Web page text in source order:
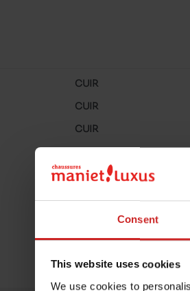
Consent
This website uses cookies
We use cookies to
CUIR
CUIR
CUIR